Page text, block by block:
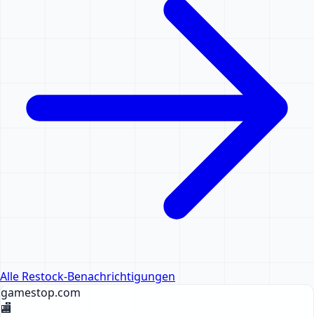
Alle Restock-Benachrichtigungen
gamestop.com
🏬